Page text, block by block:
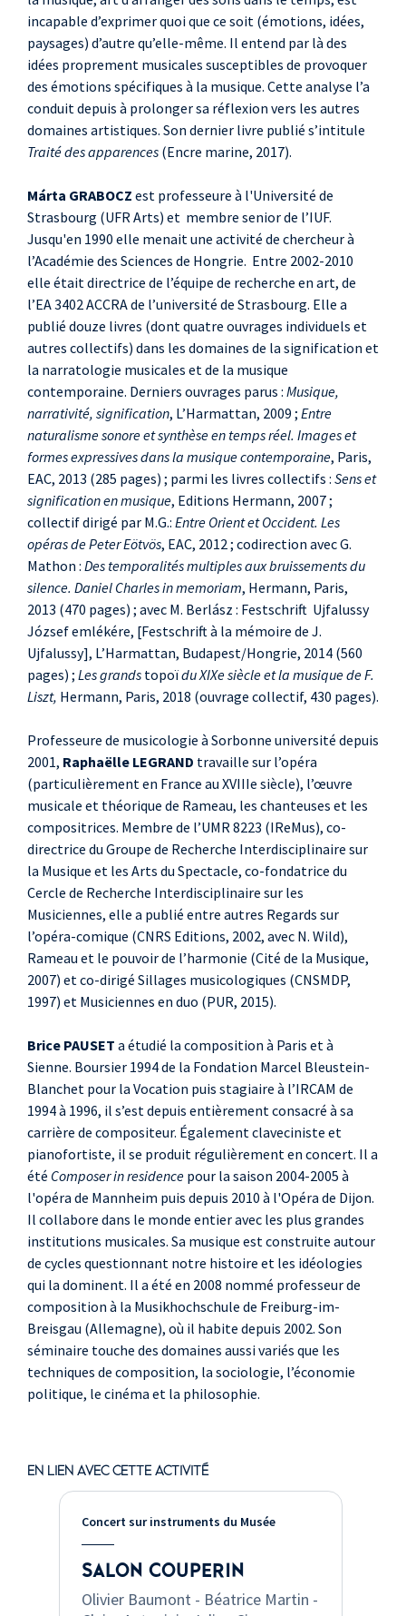
incapable d’exprimer quoi que ce soit (émotions, idées,
paysages) d’autre qu’elle-même. Il entend par là des
idées proprement musicales susceptibles de provoquer
des émotions spécifiques à la musique. Cette analyse l’a
conduit depuis à prolonger sa réflexion vers les autres
domaines artistiques. Son dernier livre publié s’intitule
Traité des apparences (Encre marine, 2017).
Márta GRABOCZ est professeure à l'Université de
Strasbourg (UFR Arts) et membre senior de l’IUF.
Jusqu'en 1990 elle menait une activité de chercheur à
l’Académie des Sciences de Hongrie. Entre 2002-2010
elle était directrice de l’équipe de recherche en art, de
l’EA 3402 ACCRA de l’université de Strasbourg. Elle a
publié douze livres (dont quatre ouvrages individuels et
autres collectifs) dans les domaines de la signification et
la narratologie mu­sicales et de la musique
contemporaine. Derniers ouvrages parus : Musique,
narrativité, signification, L’Harmattan, 2009 ; Entre
naturalisme sonore et synthèse en temps réel. Images et
formes expressives dans la musique contemporaine, Paris,
EAC, 2013 (285 pages) ; parmi les livres collectifs : Sens et
signification enmusique, Editions Hermann, 2007 ;
collectif dirigé par M.G.: Entre Orient et Occident. Les
opéras de Peter Eötvös, EAC, 2012 ; codirection avec G.
Mathon : Des temporalités multiples aux bruissements du
silence. Daniel Charles in memoriam, Hermann, Paris,
2013 (470 pages) ; avec M. Berlász : Festschrift Ujfalussy
József emlékére, [Festschrift à la mémoire de J.
Ujfalussy], L’Harmattan, Budapest/Hongrie, 2014 (560
pages) ; Les grands topoïdu XIXe siècle et la musique de F.
Liszt, Hermann, Paris, 2018 (ouvrage collectif, 430 pages).
Professeure de musicologie à Sorbonne université depuis
2001, Raphaëlle LEGRAND travaille sur l’opéra
(particulièrement en France au XVIIIe siècle), l’œuvre
musicale et théorique de Rameau, les chanteuses et les
compositrices. Membre de l’UMR 8223 (IReMus), co-
directrice du Groupe de Recherche Interdisciplinaire sur
la Musique et les Arts du Spectacle, co-fondatrice du
Cercle de Recherche Interdisciplinaire sur les
Musiciennes, elle a publié entre autres Regards sur
l’opéra-comique (CNRS Editions, 2002, avec N. Wild),
Rameau et le pouvoir de l’harmonie (Cité de la Musique,
2007) et co-dirigé Sillages musicologiques (CNSMDP,
1997) et Musiciennes en duo (PUR, 2015).
Brice PAUSET a étudié la composition à Paris et à
Sienne. Boursier 1994 de la Fondation Marcel Bleustein-
Blanchet pour la Vocation puis stagiaire à l’IRCAM de
1994 à 1996, il s’est depuis entièrement consacré à sa
carrière de compositeur. Également claveciniste et
pianofortiste, il se produit régulièrement en concert. Il a
été Composer in residence pour la saison 2004-2005 à
l'opéra de Mannheim puis depuis 2010 à l'Opéra de Dijon.
Il collabore dans le monde entier avec les plus grandes
institutions musicales. Sa musique est construite autour
de cycles questionnant notre histoire et les idéologies
qui la dominent. Il a été en 2008 nommé professeur de
composition à la Musikhochschule de Freiburg-im-
Breisgau (Allemagne), où il habite depuis 2002. Son
séminaire touche des domaines aussi variés que les
techniques de composition, la sociologie, l’économie
politique, le cinéma et la philosophie.
EN LIEN AVEC CETTE ACTIVITÉ
Concert sur instruments du Musée
SALON COUPERIN
Olivier Baumont - Béatrice Martin -